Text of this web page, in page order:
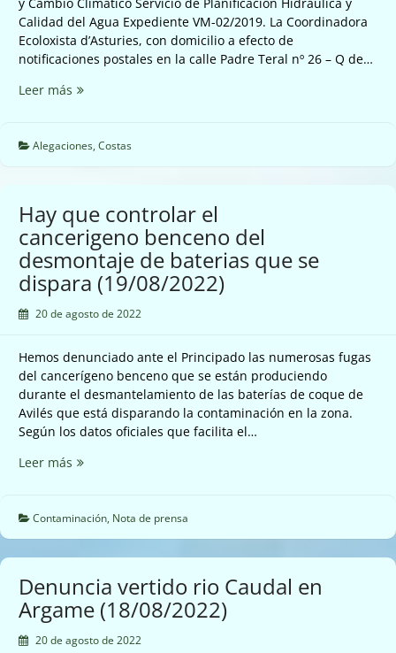
Calidad del Agua Expediente VM-02/2019. La Coordinadora
Ecoloxista d’Asturies, con domicilio a efecto de
notificaciones postales en la calle Padre Teral nº 26 – Q de…
Leer más Alegaciones
camping
Alegaciones, Costas
Hay que controlar el
cancerigeno benceno del
desmontaje de baterias que se
dispara (19/08/2022)
20 de agosto de 2022
Hemos denunciado ante el Principado las numerosas fugas
del cancerígeno benceno que se están produciendo
durante el desmantelamiento de las baterías de coque de
Avilés que está disparando la contaminación en la zona.
Según los datos oficiales que facilita el…
Leer más Hay
el
cancerigeno
benceno
desmontaje
de
que
Contaminación, Nota de prensa
Denuncia vertido rio Caudal en
Argame (18/08/2022)
20 de agosto de 2022